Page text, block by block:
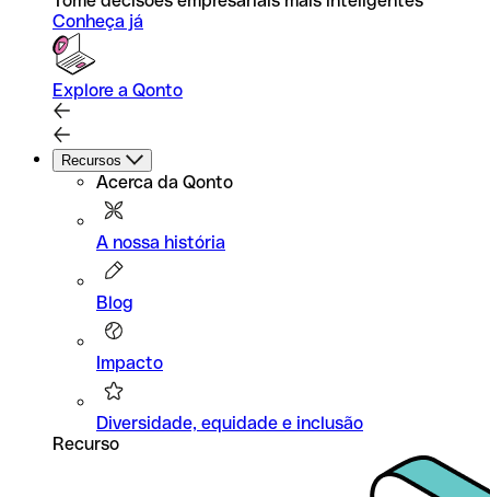
Conheça já
Explore a Qonto
Recursos
Acerca da Qonto
A nossa história
Blog
Impacto
Diversidade, equidade e inclusão
Recurso